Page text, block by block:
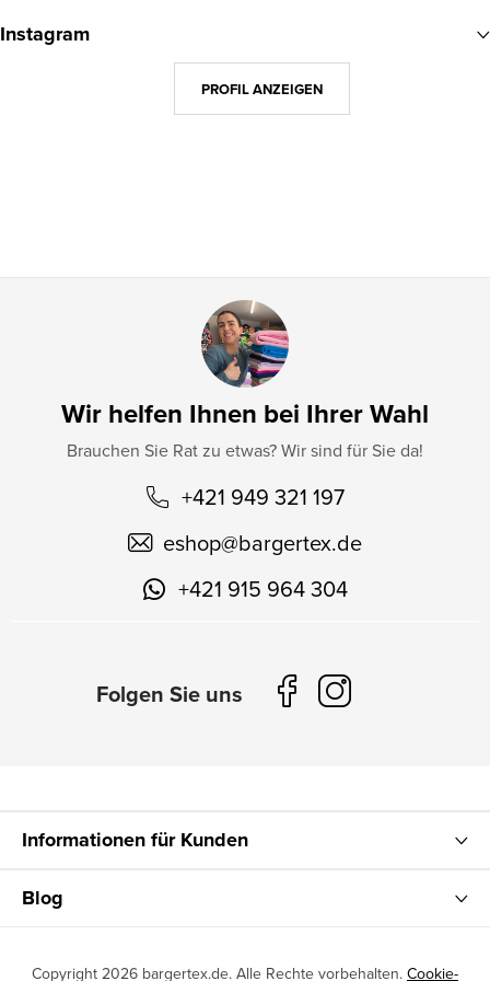
u
Wir helfen Ihnen bei Ihrer Wahl
Brauchen Sie Rat zu etwas? Wir sind für Sie da!
+421 949 321 197
eshop@bargertex.de
+421 915 964 304
Instagram
PROFIL ANZEIGEN
Informationen für Kunden
Blog
Copyright 2026 bargertex.de. Alle Rechte vorbehalten. Cookie-